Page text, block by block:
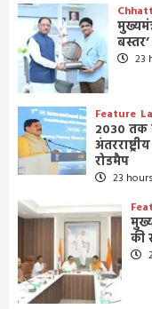
23
Feature
2030 तक
रोडमैप
23
की